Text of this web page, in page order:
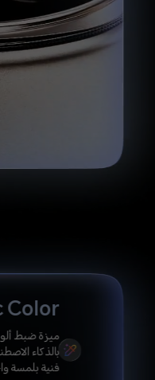
ميزة ضبط
بالذكاء
فنية بلمسة واحدة.